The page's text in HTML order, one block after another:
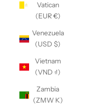
Vatican
(EUR €)
Venezuela
(USD $)
Vietnam
(VND ₫)
Zambia
(ZMW K)